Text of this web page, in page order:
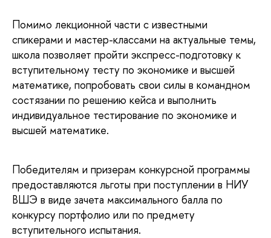
Помимо лекционной части с известными
спикерами и мастер-классами на актуальные темы,
школа позволяет пройти экспресс-подготовку к
вступительному тесту по экономике и высшей
математике, попробовать свои силы в командном
состязании по решению кейса и выполнить
индивидуальное тестирование по экономике и
высшей математике.
Победителям и призерам конкурсной программы
предоставляются льготы при поступлении в НИУ
ВШЭ в виде зачета максимального балла по
конкурсу портфолио или по предмету
вступительного испытания.